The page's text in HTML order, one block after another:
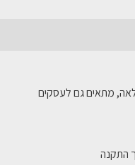
מתאים גם לעסקים
התקנה